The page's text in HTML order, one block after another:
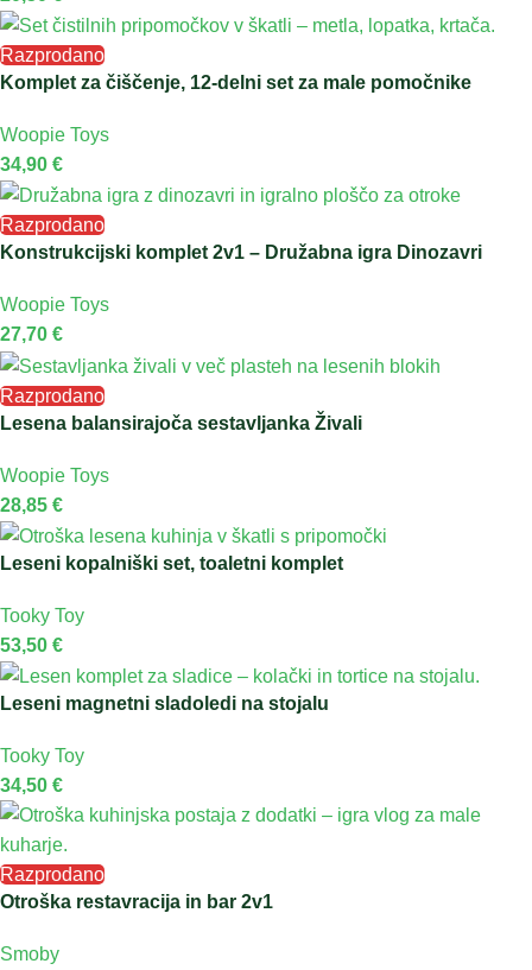
Razprodano
Komplet za čiščenje, 12-delni set za male pomočnike
Woopie Toys
34,90 €
Razprodano
Konstrukcijski komplet 2v1 – Družabna igra Dinozavri
Woopie Toys
27,70 €
Razprodano
Lesena balansirajoča sestavljanka Živali
Woopie Toys
28,85 €
Leseni kopalniški set, toaletni komplet
Tooky Toy
53,50 €
Leseni magnetni sladoledi na stojalu
Tooky Toy
34,50 €
Razprodano
Otroška restavracija in bar 2v1
Smoby